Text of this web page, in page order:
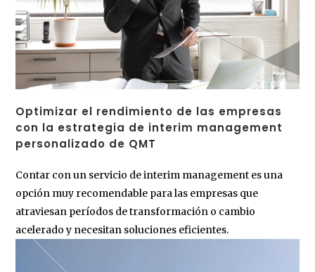
Optimizar el rendimiento de las empresas
con la estrategia de interim management
personalizado de QMT
Contar con un servicio de interim management es una
opción muy recomendable para las empresas que
atraviesan períodos de transformación o cambio
acelerado y necesitan soluciones eficientes.